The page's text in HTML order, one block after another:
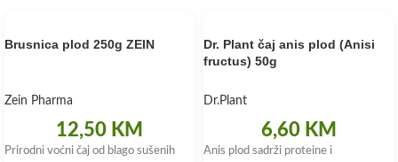
Brusnica plod 250g ZEIN
Zein Pharma
12,50 KM
Prirodni voćni čaj od blago sušenih
Dr. Plant čaj anis plod (Anisi
fructus) 50g
Dr.Plant
6,60 KM
Anis plod sadrži proteine i